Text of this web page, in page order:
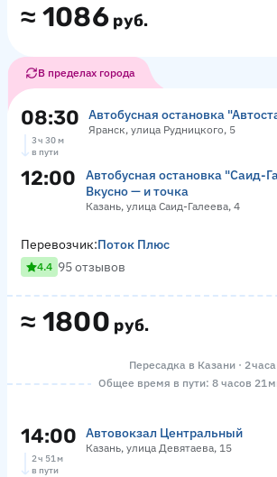
≈ 1086 руб.
В пределах города
08:30 Автобусная остановка
Яранск, улица Рудницкого, 5
3 ч 30 м
в пути
12:00
Автобусная остановка "Саид-
Вкусно — и точка
Казань, улица Саид-Галеева, 4
≈ 1800 руб.
Перевозчик:Поток Плюс
4.4 95 отзывов
Пересадка в Казани · 2 часа
Общее время в пути: 8 часов 21
14:00 Автовокзал Центральный
Казань, улица Девятаева, 15
2 ч 51 м
в пути